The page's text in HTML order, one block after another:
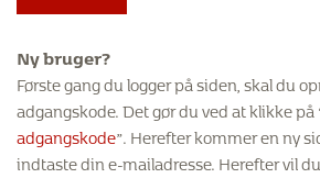
Ny bruger?
Første gang du logger på siden, skal du
adgangskode. Det gør du ved at klikke på
adgangskode”. Herefter kommer en ny
indtaste din e-mailadresse. Herefter vil